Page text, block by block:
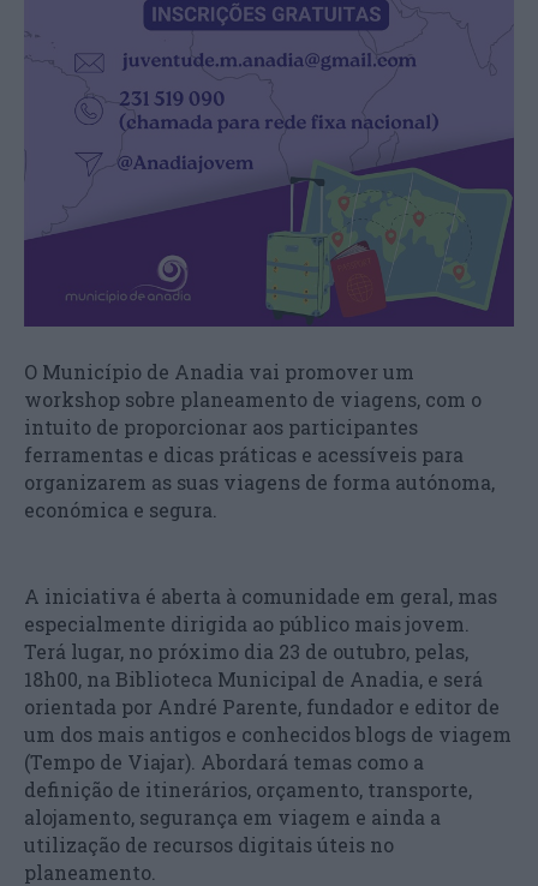
O Município de Anadia vai promover um
workshop sobre planeamento de viagens, com o
intuito de proporcionar aos participantes
ferramentas e dicas práticas e acessíveis para
organizarem as suas viagens de forma autónoma,
económica e segura.
A iniciativa é aberta à comunidade em geral, mas
especialmente dirigida ao público mais jovem.
Terá lugar, no próximo dia 23 de outubro, pelas,
18h00, na Biblioteca Municipal de Anadia, e será
orientada por André Parente, fundador e editor de
um dos mais antigos e conhecidos blogs de viagem
(Tempo de Viajar). Abordará temas como a
definição de itinerários, orçamento, transporte,
alojamento, segurança em viagem e ainda a
utilização de recursos digitais úteis no
planeamento.